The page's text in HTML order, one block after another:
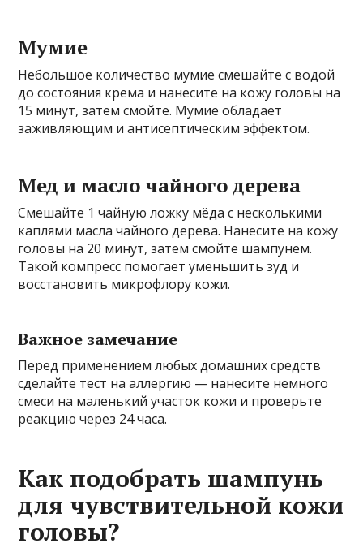
Мумие
Небольшое количество мумие смешайте с водой
до состояния крема и нанесите на кожу головы на
15 минут, затем смойте. Мумие обладает
заживляющим и антисептическим эффектом.
Мед и масло чайного дерева
Смешайте 1 чайную ложку мёда с несколькими
каплями масла чайного дерева. Нанесите на кожу
головы на 20 минут, затем смойте шампунем.
Такой компресс помогает уменьшить зуд и
восстановить микрофлору кожи.
Важное замечание
Перед применением любых домашних средств
сделайте тест на аллергию — нанесите немного
смеси на маленький участок кожи и проверьте
реакцию через 24 часа.
Как подобрать шампунь
для чувствительной кожи
головы?